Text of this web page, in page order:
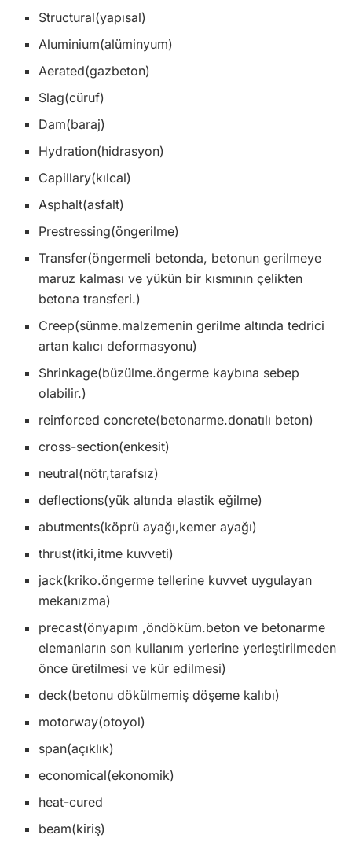
Structural(yapısal)
Aluminium(alüminyum)
Aerated(gazbeton)
Slag(cüruf)
Dam(baraj)
Hydration(hidrasyon)
Capillary(kılcal)
Asphalt(asfalt)
Prestressing(öngerilme)
Transfer(öngermeli betonda, betonun gerilmeye
maruz kalması ve yükün bir kısmının çelikten
betona transferi.)
Creep(sünme.malzemenin gerilme altında tedrici
artan kalıcı deformasyonu)
Shrinkage(büzülme.öngerme kaybına sebep
olabilir.)
re­inforced concrete(betonarme.donatılı beton)
cross-section(enkesit)
neutral(nötr,tarafsız)
deflections(yük altında elastik eğilme)
abutments(köprü ayağı,kemer ayağı)
thrust(itki,itme kuvveti)
jack(kriko.öngerme tellerine kuvvet uygulayan
mekanızma)
precast(önyapım ,öndöküm.beton ve betonarme
elemanların son kullanım yerlerine yerleştirilmeden
önce üretilmesi ve kür edilmesi)
deck(betonu dökülmemiş döşeme kalıbı)
motorway(otoyol)
span(açıklık)
economical(ekonomik)
heat-cured
beam(kiriş)